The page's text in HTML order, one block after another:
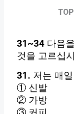
31~34다음
것을 고르십
31. 저는 매
① 신발
② 가방